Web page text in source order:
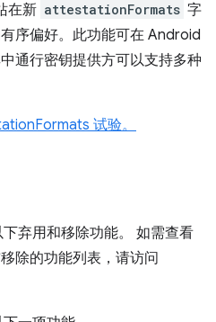
在新 attestationFormats 字
序偏好。此功能可在 Android
通行密钥提供方可以支持多种
试验。
弃用和移除功能。 如需查看
除的功能列表，请访问